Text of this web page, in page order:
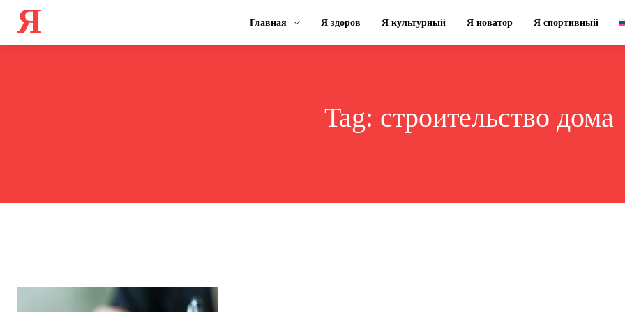
Я Главная Я здоров Я культурный Я новатор Я спортивный
Tag: строительство дома